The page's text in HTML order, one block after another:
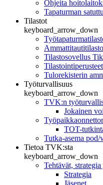
Ohjeita
Tapaturman
Tilastot
keyboard_arrow_down
Ammattitautitilasto
Tilastosovellus
Tilastointiperusteet
Tulorekisterin
Työturvallisuus
keyboard_arrow_down
TVK:n
Jokainen
TOT-
Tutka-asema pod/
Tietoa TVK:sta
keyboard_arrow_down
Tehtävät, strategia
Strategia
Jäsenet